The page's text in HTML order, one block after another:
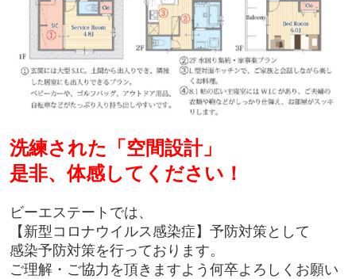
洗練された「空間設計」
是非、体感してください！
ビーエステートでは、
【新型コロナウイルス感染症】予防対策として
感染予防対策を行っております。
ご理解・ご協力を頂きますよう何卒よろしくお願い